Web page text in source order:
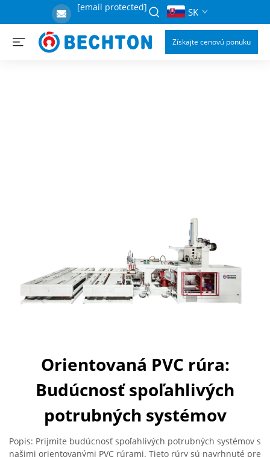
[email protected] SK
Získajte cenovú ponuku
Orientovaná PVC rúra:
Budúcnosť spoľahlivých
potrubných systémov
Popis: Prijmite budúcnosť spoľahlivých potrubných systémov s
našimi orientovanými PVC rúrami. Tieto rúry sú navrhnuté pre